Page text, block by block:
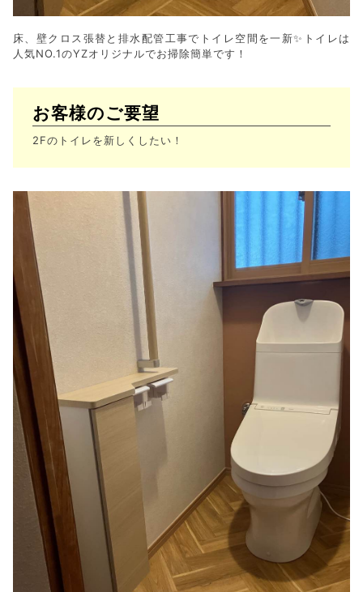
床、壁クロス張替と排水配管工事でトイレ空間を一新✨トイレは
人気NO.1のYZオリジナルでお掃除簡単です！
お客様のご要望
2Fのトイレを新しくしたい！